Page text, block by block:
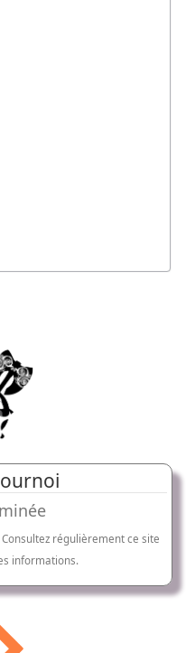
régulièrement ce site
informations.